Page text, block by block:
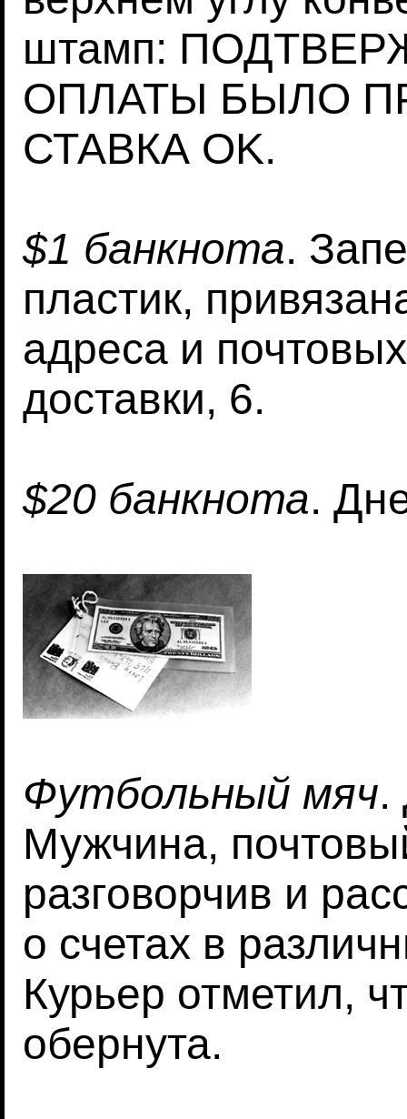
штамп:
ОПЛАТЫ БЫЛО
СТАВКА OK.
$1 банкнота.
пластик,
адреса и
доставки, 6.
$20 банкнота.
Футбольный мяч.
Мужчина,
разговорчив и
о счетах в
Курьер отметил,
обернута.